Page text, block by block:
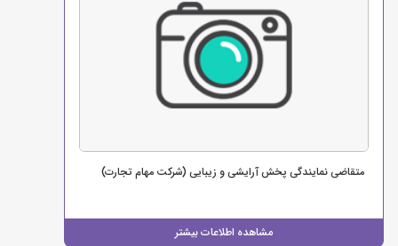
مشاهده اطلاعات بیشتر
متقاضی نمایندگی پخش آرایشی و زیبایی (شرکت مهام تجارت)